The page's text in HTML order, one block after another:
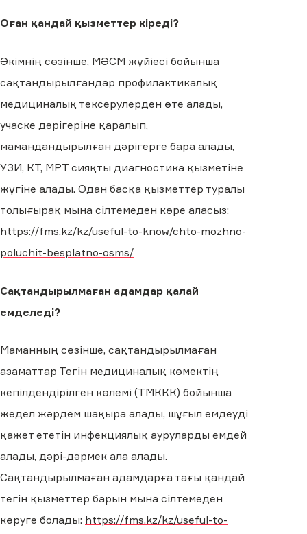
Оған қандай қызметтер кіреді?
Әкімнің сөзінше, МӘСМ жүйіесі бойынша
сақтандырылғандар профилактикалық
медициналық тексерулерден өте алады,
учаске дәрігеріне қаралып,
мамандандырылған дәрігерге бара алады,
УЗИ, КТ, МРТ сияқты диагностика қызметіне
жүгіне алады. Одан басқа қызметтер туралы
толығырақ мына сілтемеден көре аласыз:
https://fms.kz/kz/useful-to-know/chto-mozhno-
poluchit-besplatno-osms/
Сақтандырылмаған адамдар қалай
емделеді?
Маманның сөзінше, сақтандырылмаған
азаматтар Тегін медициналық көмектің
кепілдендірілген көлемі (ТМККК) бойынша
жедел жәрдем шақыра алады, шұғыл емдеуді
қажет ететін инфекциялық ауруларды емдей
алады, дәрі-дәрмек ала алады.
Сақтандырылмаған адамдарға тағы қандай
тегін қызметтер барын мына сілтемеден
көруге болады: https://fms.kz/kz/useful-to-